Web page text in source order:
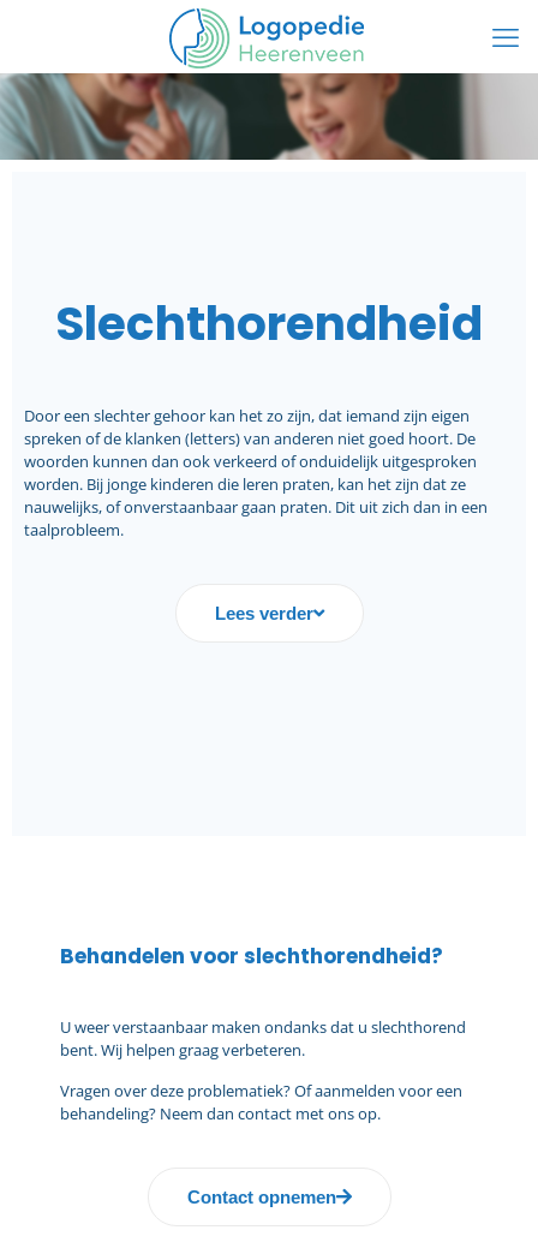
Slechthorendheid
Door een slechter gehoor kan het zo zijn, dat iemand zijn eigen
spreken of de klanken (letters) van anderen niet goed hoort. De
woorden kunnen dan ook verkeerd of onduidelijk uitgesproken
worden. Bij jonge kinderen die leren praten, kan het zijn dat ze
nauwelijks, of onverstaanbaar gaan praten. Dit uit zich dan in een
taalprobleem.
Lees verder
Behandelen voor slechthorendheid?
U weer verstaanbaar maken ondanks dat u slechthorend
bent. Wij helpen graag verbeteren.
Vragen over deze problematiek? Of aanmelden voor een
behandeling? Neem dan contact met ons op.
Contact opnemen